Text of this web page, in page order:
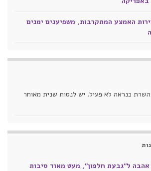
האמצע המתקרבות, משפיענים ימנים
השרת כנראה לא פעיל. יש לנסות שנית מאוחר
הרבה אהבה ל"גבעת חלפון", מעט מאוד סיבות